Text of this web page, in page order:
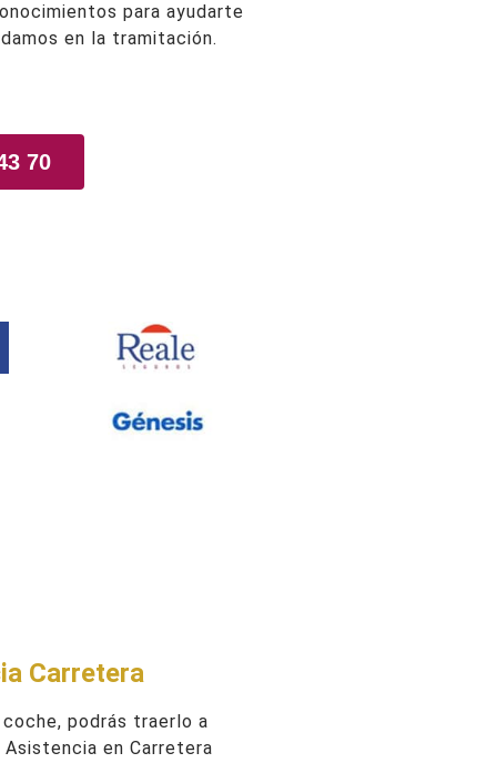
para ayudarte
en la tramitación.
70
Carretera
podrás traerlo a
en Carretera